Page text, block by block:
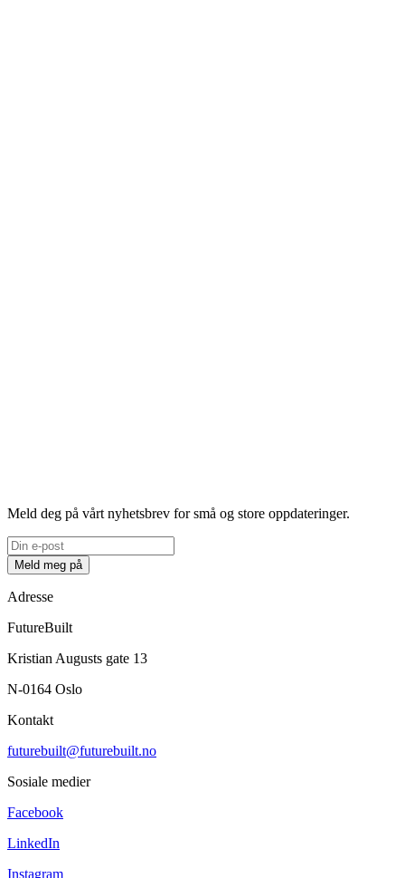
Meld deg på vårt nyhetsbrev for små og store oppdateringer.
Meld meg på
Adresse
FutureBuilt
Kristian Augusts gate 13
N-0164 Oslo
Kontakt
futurebuilt@futurebuilt.no
Sosiale medier
Facebook
LinkedIn
Instagram